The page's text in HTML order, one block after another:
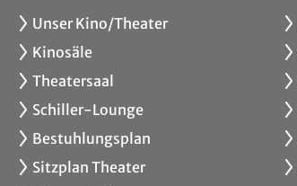
Unser Kino/Theater
Kinosäle
Theatersaal
Schiller-Lounge
Bestuhlungsplan
Sitzplan Theater